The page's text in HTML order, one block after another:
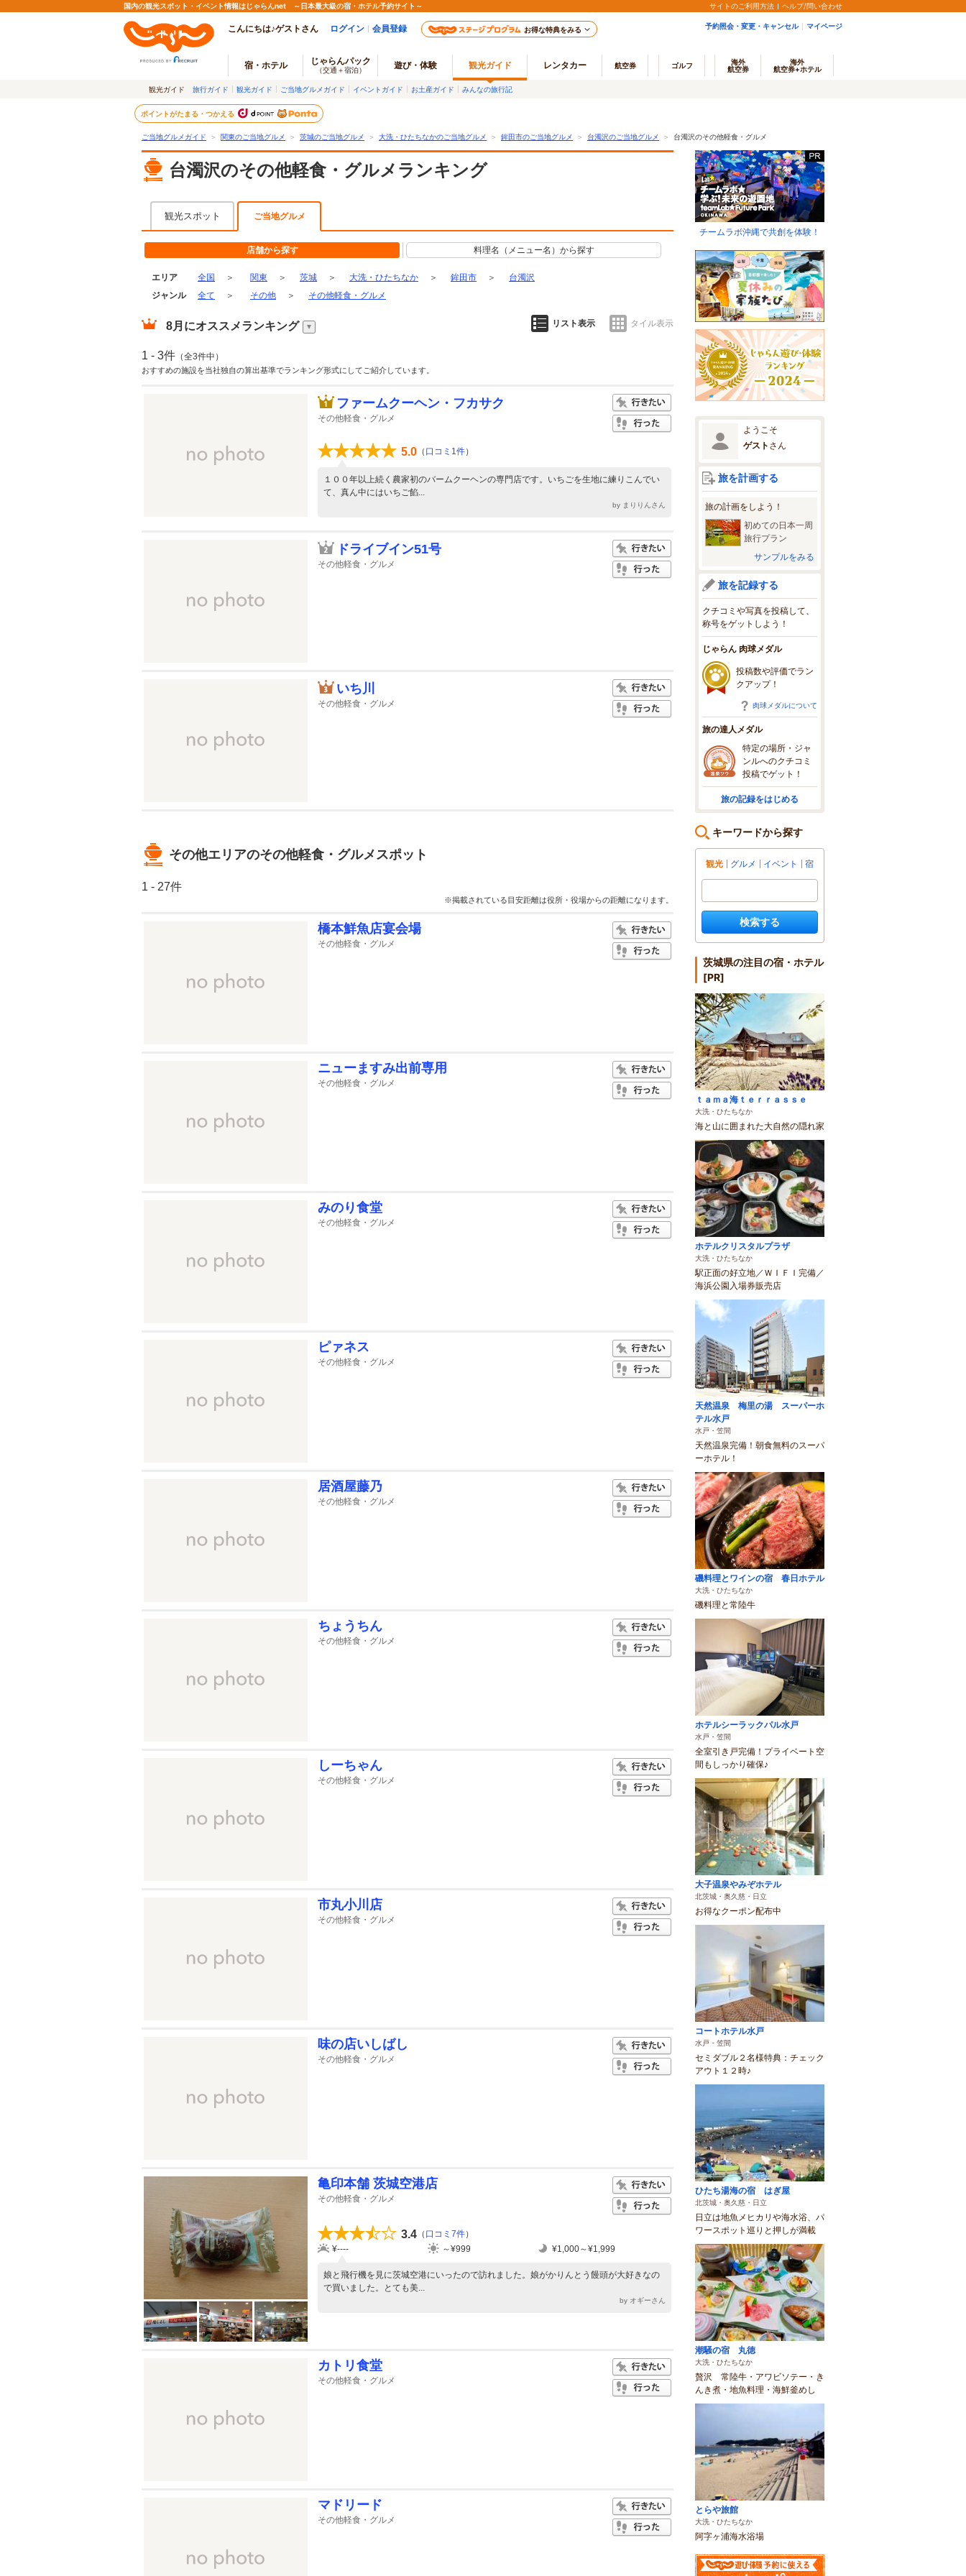
国内の観光スポット・イベント情報はじゃらんnet ～日本最大級の宿・ホテル予約サイト～ サイトのご利用方法 ヘルプ/問い合わせ
こんにちは♪ゲストさん ログイン 会員登録 お得な特典をみる 予約照会・変更・キャンセル マイページ
宿・ホテル じゃらんパック
（交通＋宿泊） 遊び・体験 観光ガイド レンタカー 航空券 ゴルフ
海外
航空券
海外
航空券+ホテル
観光ガイド 旅行ガイド 観光ガイド ご当地グルメガイド イベントガイド お土産ガイド みんなの旅行記
ポイントがたまる・つかえる
ご当地グルメガイド ＞ 関東のご当地グルメ ＞ 茨城のご当地グルメ ＞ 大洗・ひたちなかのご当地グルメ ＞ 鉾田市のご当地グルメ ＞ 台濁沢のご当地グルメ ＞ 台濁沢のその他軽食・グルメ
台濁沢のその他軽食・グルメランキング
観光スポット ご当地グルメ
店舗から探す 料理名（メニュー名）から探す
エリア 全国 ＞ 関東 ＞ 茨城 ＞ 大洗・ひたちなか ＞ 鉾田市 ＞
台濁沢
ジャンル
全て ＞ その他 ＞ その他軽食・グルメ
8月 にオススメランキング リスト表示 タイル表示
1 - 3件 （全3件中）
おすすめの施設を当社独自の算出基準でランキング形式にしてご紹介しています。
ファームクーヘン・フカサク
その他軽食・グルメ
5.0 （ 口コミ1件）
１００年以上続く農家初のバームクーヘンの専門店です。いちごを生地に練りこんでい
て、真ん中にはいちご餡...
by まりりんさん
ドライブイン51号
その他軽食・グルメ
いち川
その他軽食・グルメ
その他エリアのその他軽食・グルメスポット
1 - 27件
※掲載されている目安距離は役所・役場からの距離になります。
橋本鮮魚店宴会場
その他軽食・グルメ
ニューますみ出前専用
その他軽食・グルメ
みのり食堂
その他軽食・グルメ
ピァネス
その他軽食・グルメ
居酒屋藤乃
その他軽食・グルメ
ちょうちん
その他軽食・グルメ
しーちゃん
その他軽食・グルメ
市丸小川店
その他軽食・グルメ
味の店いしばし
その他軽食・グルメ
亀印本舗 茨城空港店
その他軽食・グルメ
3.4 （ 口コミ7件）
¥----
～¥999 ¥1,000～¥1,999
娘と飛行機を見に茨城空港にいったので訪れました。娘がかりんとう饅頭が大好きなの
で買いました。とても美...
by オギーさん
カトリ食堂
その他軽食・グルメ
マドリード
その他軽食・グルメ
チームラボ沖縄で共創を体験！
ようこそ
ゲスト さん
旅を計画する
旅の計画をしよう！
初めての日本一周
旅行プラン
サンプルをみる
旅を記録する
クチコミや写真を投稿して、
称号をゲットしよう！
じゃらん 肉球メダル
投稿数や評価でラン
クアップ！
肉球メダルについて
旅の達人メダル
特定の場所・ジャ
ンルへのクチコミ
投稿でゲット！
旅の記録をはじめる
キーワードから探す
観光 グルメ イベント 宿
検索する
茨城県の注目の宿・ホテル
[PR]
ｔａｍａ海ｔｅｒｒａｓｓｅ
大洗・ひたちなか
海と山に囲まれた大自然の隠れ家
ホテルクリスタルプラザ
大洗・ひたちなか
駅正面の好立地／ＷＩＦＩ完備／
海浜公園入場券販売店
天然温泉 梅里の湯 スーパーホ
テル水戸
水戸・笠間
天然温泉完備！朝食無料のスーパ
ーホテル！
磯料理とワインの宿 春日ホテル
大洗・ひたちなか
磯料理と常陸牛
ホテルシーラックパル水戸
水戸・笠間
全室引き戸完備！プライベート空
間もしっかり確保♪
大子温泉やみぞホテル
北茨城・奥久慈・日立
お得なクーポン配布中
コートホテル水戸
水戸・笠間
セミダブル２名様特典：チェック
アウト１２時♪
ひたち湯海の宿 はぎ屋
北茨城・奥久慈・日立
日立は地魚メヒカリや海水浴、パ
ワースポット巡りと押しが満載
潮騒の宿 丸徳
大洗・ひたちなか
贅沢 常陸牛・アワビソテー・き
んき煮・地魚料理・海鮮釜めし
とらや旅館
大洗・ひたちなか
阿字ヶ浦海水浴場